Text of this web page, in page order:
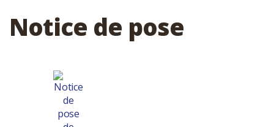
Notice de pose